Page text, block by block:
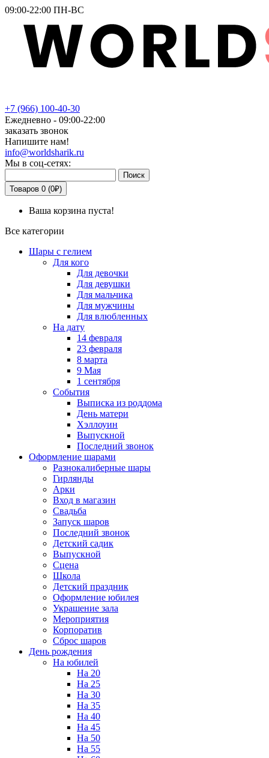
09:00-22:00 ПН-ВС
+7 (966) 100-40-30
Ежедневно - 09:00-22:00
заказать звонок
Напишите нам!
info@worldsharik.ru
Мы в соц-сетях:
Поиск
Товаров 0 (0₽)
Ваша корзина пуста!
Все категории
Шары с гелием
Для кого
Для девочки
Для девушки
Для мальчика
Для мужчины
Для влюбленных
На дату
14 февраля
23 февраля
8 марта
9 Мая
1 сентября
События
Выписка из роддома
День матери
Хэллоуин
Выпускной
Последний звонок
Оформление шарами
Разнокалиберные шары
Гирлянды
Арки
Вход в магазин
Свадьба
Запуск шаров
Последний звонок
Детский садик
Выпускной
Сцена
Школа
Детский праздник
Оформление юбилея
Украшение зала
Мероприятия
Корпоратив
Сброс шаров
День рождения
На юбилей
На 20
На 25
На 30
На 35
На 40
На 45
На 50
На 55